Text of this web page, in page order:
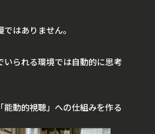
はありません。
いられる環境では自動的に思考
動的視聴」への仕組みを作る